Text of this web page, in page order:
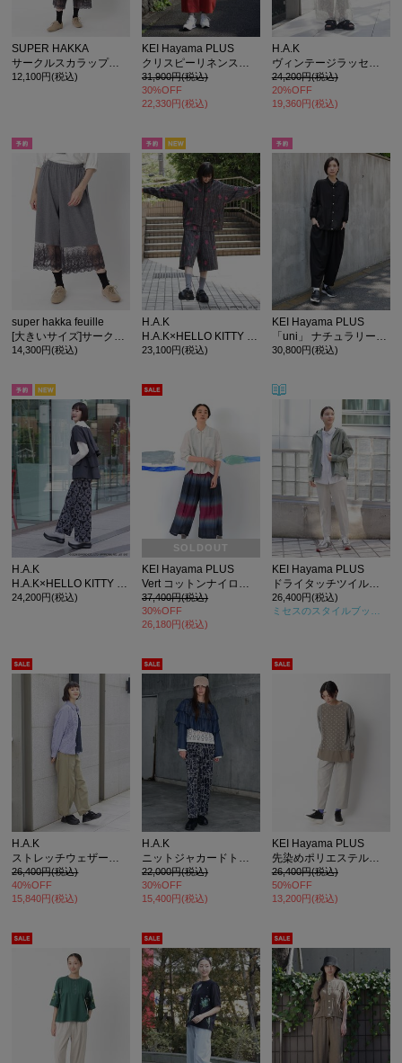
販サイト
SUPER HAKKA
サークルスカラップケミカルレース+コットン天竺 ペチパンツ
12,100円(税込)
KEI Hayama PLUS
31,900円(税込)
30%OFF
22,330円(税込)
H.A.K
24,200円(税込)
20%OFF
19,360円(税込)
super hakka feuille
[大きいサイズ]サークルスカラップケミカルレース+コットン天竺 ペチパンツ
14,300円(税込)
H.A.K
H.A.K×HELLO KITTY ヘリンボーンフラワーとハローキティ/香水瓶とバラとハローキティ ニットジャカードガウチョパンツ
23,100円(税込)
KEI Hayama PLUS
「uni」 ナチュラリーツイルボリュームタックパンツ
30,800円(税込)
H.A.K
H.A.K×HELLO KITTY ヘリンボーンフラワーとハローキティ/香水瓶とバラとハローキティ ニットジャカードトラックパンツ
24,200円(税込)
SOLDOUT
KEI Hayama PLUS
Vert コットンナイロングラデーションワイドパンツ(裏地付き)
37,400円(税込)
30%OFF
26,180円(税込)
KEI Hayama PLUS
ドライタッチツイルテーパードパンツ
26,400円(税込)
H.A.K
ストレッチウェザーボリュームパンツ
26,400円(税込)
40%OFF
15,840円(税込)
H.A.K
ニットジャカードトラックパンツ
22,000円(税込)
30%OFF
15,400円(税込)
KEI Hayama PLUS
先染めポリエステルレーヨントロ テーパードパンツ
26,400円(税込)
50%OFF
13,200円(税込)